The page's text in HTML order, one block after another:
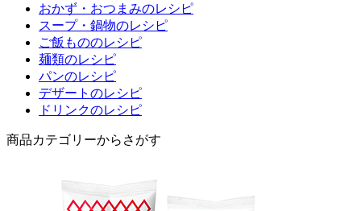
おかず・おつまみのレシピ
スープ・鍋物のレシピ
ご飯もののレシピ
麺類のレシピ
パンのレシピ
デザートのレシピ
ドリンクのレシピ
商品カテゴリーからさがす